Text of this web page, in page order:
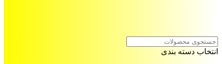
انتخاب دسته بندی